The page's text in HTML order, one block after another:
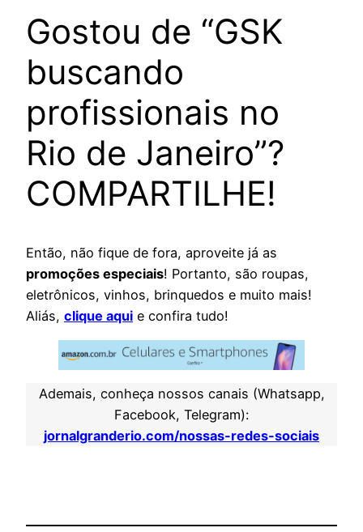
Gostou de “GSK
buscando
profissionais no
Rio de Janeiro”?
COMPARTILHE!
Então, não fique de fora, aproveite já as
promoções especiais! Portanto, são roupas,
eletrônicos, vinhos, brinquedos e muito mais!
Aliás, clique aqui e confira tudo!
Ademais, conheça nossos canais (Whatsapp,
Facebook, Telegram):
jornalgranderio.com/nossas-redes-sociais